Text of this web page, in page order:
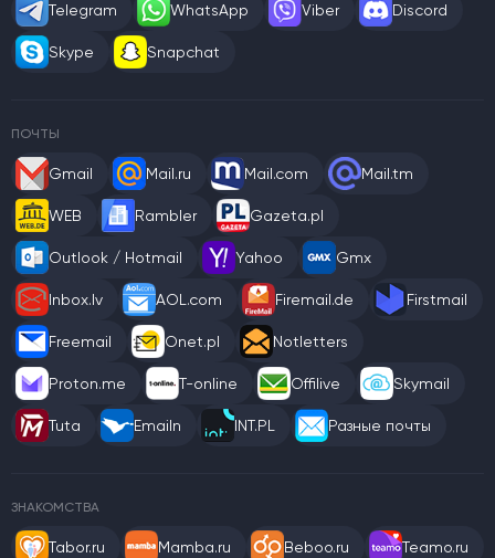
Telegram WhatsApp Viber Discord
Skype Snapchat
ПОЧТЫ
Gmail Mail.ru Mail.com Mail.tm
WEB Rambler Gazeta.pl
Outlook / Hotmail Yahoo Gmx
Inbox.lv AOL.com Firemail.de Firstmail
Freemail Onet.pl Notletters
Proton.me T-online Offilive Skymail
Tuta Emailn INT.PL Разные почты
ЗНАКОМСТВА
Tabor.ru Mamba.ru Beboo.ru Teamo.ru